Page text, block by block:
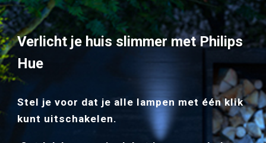
Verlicht je huis slimmer met Philips
Hue
Stel je voor dat je alle lampen met één klik
kunt uitschakelen.